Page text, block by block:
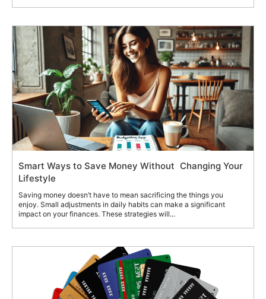
Smart Ways to Save Money Without Changing Your
Lifestyle
Saving money doesn’t have to mean sacrificing the things you
enjoy. Small adjustments in daily habits can make a significant
impact on your finances. These strategies will...